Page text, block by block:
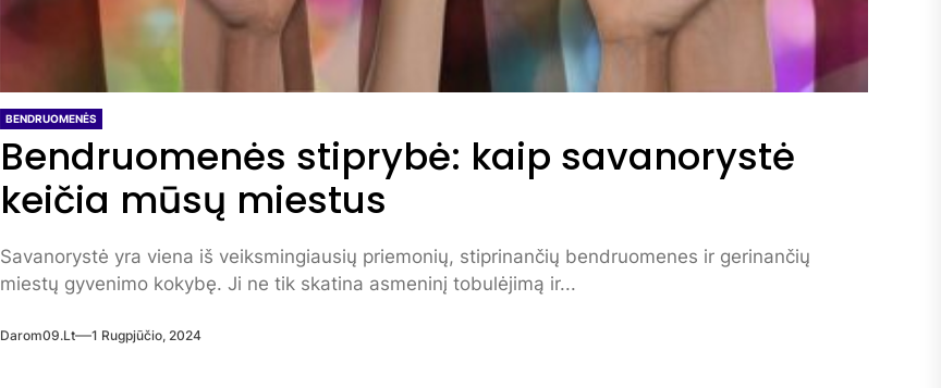
BENDRUOMENĖS
Bendruomenės stiprybė: kaip savanorystė
keičia mūsų miestus
Savanorystė yra viena iš veiksmingiausių priemonių, stiprinančių bendruomenes ir gerinančių
miestų gyvenimo kokybę. Ji ne tik skatina asmeninį tobulėjimą ir...
Darom09.lt 1 Rugpjūčio, 2024